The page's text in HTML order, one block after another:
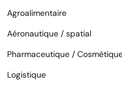
Agroalimentaire
Aéronautique / spatial
Pharmaceutique /
Logistique